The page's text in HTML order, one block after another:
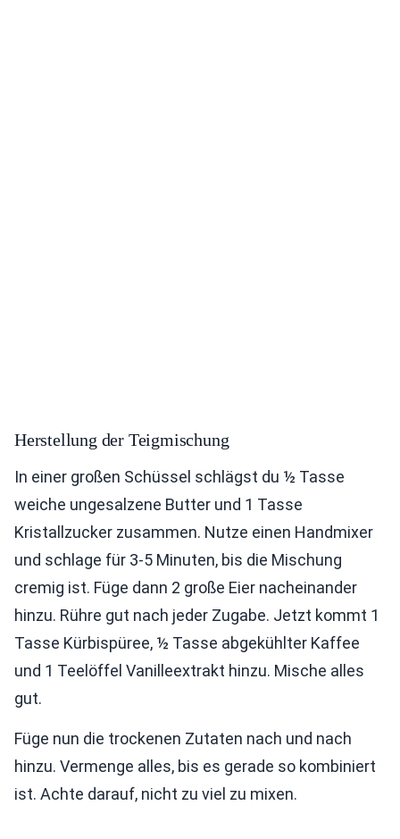
Herstellung der Teigmischung
In einer großen Schüssel schlägst du ½ Tasse
weiche ungesalzene Butter und 1 Tasse
Kristallzucker zusammen. Nutze einen Handmixer
und schlage für 3-5 Minuten, bis die Mischung
cremig ist. Füge dann 2 große Eier nacheinander
hinzu. Rühre gut nach jeder Zugabe. Jetzt kommt 1
Tasse Kürbispüree, ½ Tasse abgekühlter Kaffee
und 1 Teelöffel Vanilleextrakt hinzu. Mische alles
gut.
Füge nun die trockenen Zutaten nach und nach
hinzu. Vermenge alles, bis es gerade so kombiniert
ist. Achte darauf, nicht zu viel zu mixen.